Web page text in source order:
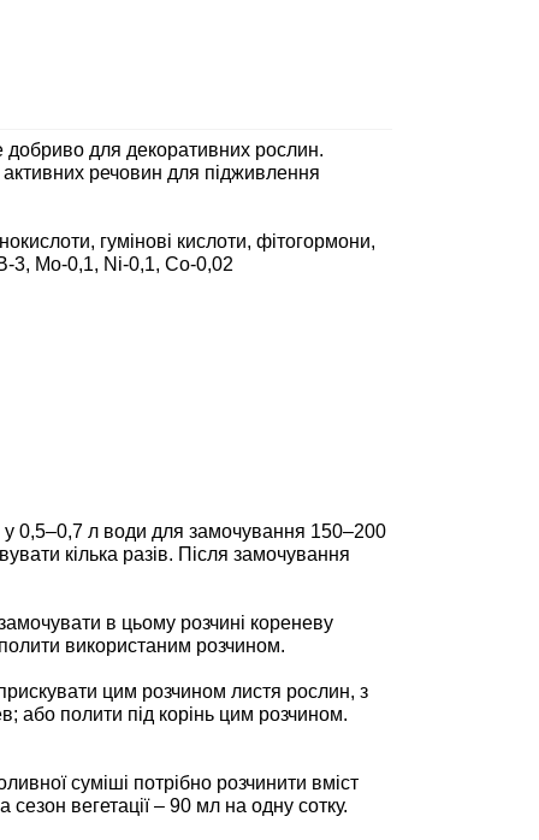
для декоративних рослин.
активних речовин для підживлення
гумінові кислоти, фітогормони,
3, Mo-0,1, Ni-0,1, Co-0,02
у 0,5–0,7 л води для замочування 150–200
кілька разів. Після замочування
в цьому розчині кореневу
використаним розчином.
цим розчином листя рослин, з
або полити під корінь цим розчином.
суміші потрібно розчинити вміст
вегетації – 90 мл на одну сотку.